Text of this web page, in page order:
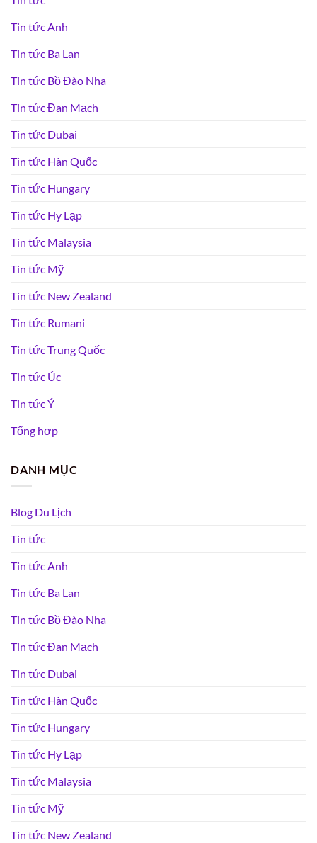
Tin tức Anh
Tin tức Ba Lan
Tin tức Bồ Đào Nha
Tin tức Đan Mạch
Tin tức Dubai
Tin tức Hàn Quốc
Tin tức Hungary
Tin tức Hy Lạp
Tin tức Malaysia
Tin tức Mỹ
Tin tức New Zealand
Tin tức Rumani
Tin tức Trung Quốc
Tin tức Úc
Tin tức Ý
Tổng hợp
DANH MỤC
Blog Du Lịch
Tin tức
Tin tức Anh
Tin tức Ba Lan
Tin tức Bồ Đào Nha
Tin tức Đan Mạch
Tin tức Dubai
Tin tức Hàn Quốc
Tin tức Hungary
Tin tức Hy Lạp
Tin tức Malaysia
Tin tức Mỹ
Tin tức New Zealand